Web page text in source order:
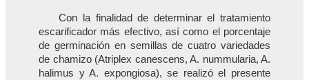
Con la finalidad de determinar el tratamiento
escarificador más efectivo, así como el porcentaje
de germinación en semillas de cuatro variedades
de chamizo (Atriplex canescens, A. nummularia, A.
halimus y A. expongiosa), se realizó el presente